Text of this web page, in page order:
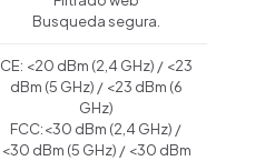
Busqueda segura.
CE: <20 dBm (2,4 GHz) / <23
dBm (5 GHz) / <23 dBm (6
GHz)
FCC:<30 dBm (2,4 GHz) /
<30 dBm (5 GHz) / <30 dBm